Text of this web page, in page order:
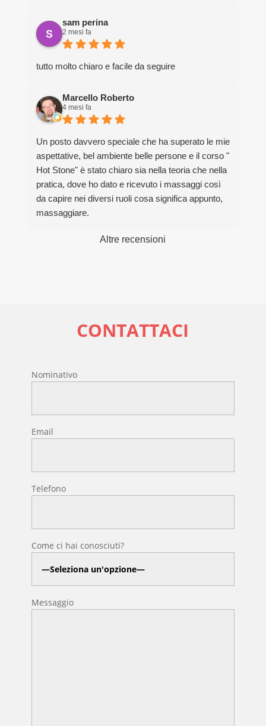
sam perina
2 mesi fa
tutto molto chiaro e facile da seguire
Marcello Roberto
4 mesi fa
Un posto davvero speciale che ha superato le mie
aspettative, bel ambiente belle persone e il corso "
Hot Stone" è stato chiaro sia nella teoria che nella
pratica, dove ho dato e ricevuto i massaggi così
da capire nei diversi ruoli cosa significa appunto,
massaggiare.
Altre recensioni
CONTATTACI
Nominativo
Email
Telefono
Come ci hai conosciuti?
Messaggio